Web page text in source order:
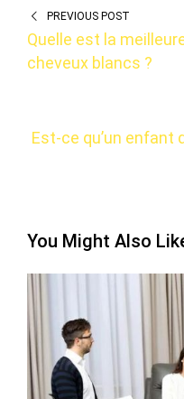
PREVIOUS POST
Quelle est la
cheveux blancs ?
Est-ce qu’un enfant
You Might Also